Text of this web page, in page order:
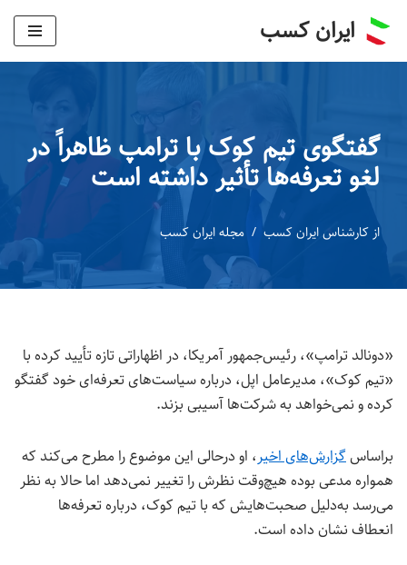
پرش
ایران کسب
گفتگوی تیم کوک با ترامپ ظاهراً در
لغو تعرفه‌ها تأثیر داشته است
از کارشناس ایران کسب مجله ایران کسب
«دونالد ترامپ»، رئیس‌جمهور آمریکا، در اظهاراتی تازه تأیید کرده با
«تیم کوک»، مدیرعامل اپل، درباره سیاست‌های تعرفه‌ای خود گفتگو
کرده و نمی‌خواهد به شرکت‌ها آسیبی بزند.
براساسگزارش‌های اخیر، او درحالی این موضوع را مطرح می‌کند که
همواره مدعی بوده هیچ‌وقت نظرش را تغییر نمی‌دهد اما حالا به‌ نظر
می‌رسد به‌دلیل صحبت‌هایش که با تیم کوک، درباره تعرفه‌ها
انعطاف نشان داده است.